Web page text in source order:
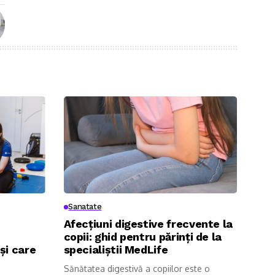
care
Sanatate
Afecțiuni digestive frecvente la
copii: ghid pentru părinți de la
specialiștii MedLife
Sănătatea digestivă a copiilor este o